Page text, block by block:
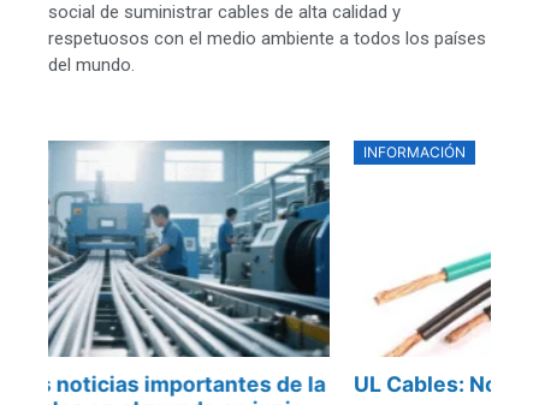
social de suministrar cables de alta calidad y
respetuosos con el medio ambiente a todos los países
del mundo.
INFORMACIÓN
UL Cables: Normas, Tipos y Aplicaciones